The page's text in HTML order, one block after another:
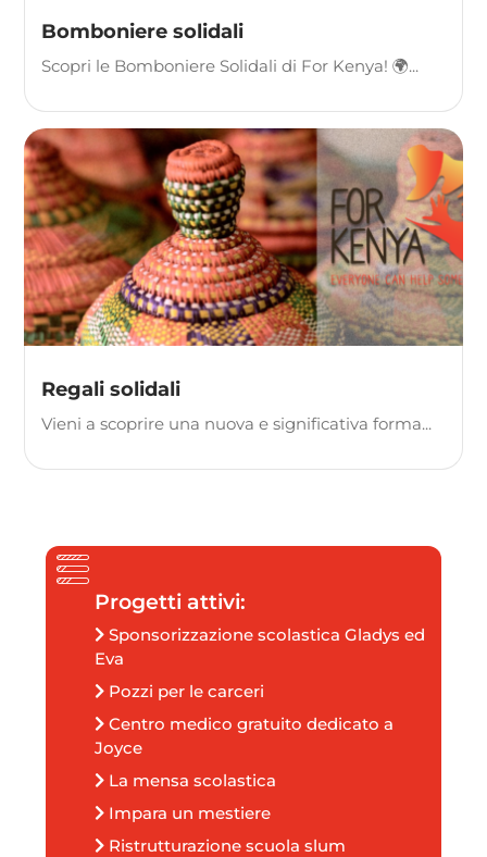
Bomboniere solidali
Scopri le Bomboniere Solidali di For Kenya! 🌍...
Regali solidali
Vieni a scoprire una nuova e significativa forma...
Progetti attivi:
Sponsorizzazione scolastica Gladys ed
Eva
Pozzi per le carceri
Centro medico gratuito dedicato a
Joyce
La mensa scolastica
Impara un mestiere
Ristrutturazione scuola slum